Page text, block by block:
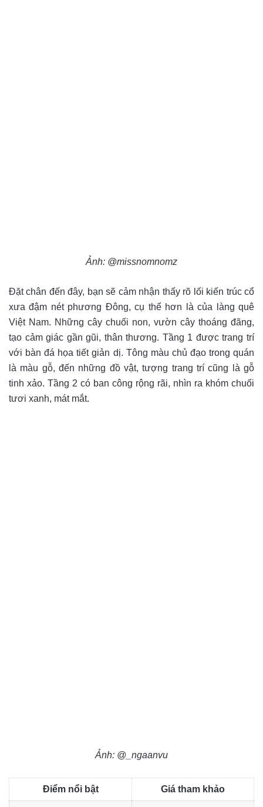
Ảnh: @missnomnomz
Đặt chân đến đây, bạn sẽ cảm nhận thấy rõ lối kiến trúc cổ
xưa đậm nét phương Đông, cụ thể hơn là của làng quê
Việt Nam. Những cây chuối non, vườn cây thoáng đãng,
tạo cảm giác gần gũi, thân thương. Tầng 1 được trang trí
với bàn đá họa tiết giản dị. Tông màu chủ đạo trong quán
là màu gỗ, đến những đồ vật, tượng trang trí cũng là gỗ
tinh xảo. Tầng 2 có ban công rộng rãi, nhìn ra khóm chuối
tươi xanh, mát mắt.
Ảnh: @_ngaanvu
Điểm nổi bật Giá tham khảo